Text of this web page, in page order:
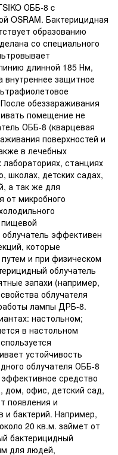
ОББ-8 c
OSRAM. Бактерицидная
образованию
со специального
длинной 185 Нм,
внутреннее защитное
обеззараживания
помещение не
ОББ-8 (кварцевая
поверхностей и
в лечебных
станциях
школах, детских садах,
а так же для
от микробного
пищевой
эффективен
которые
и при физическом
облучатель
запахи (например,
облучателя
лампы ДРБ-8.
настольном;
в настольном
устойчивость
облучателя ОББ-8
средство
дом, офис, детский сад,
появления и
и бактерий. Например,
20 кв.м. займет от
бактерицидный
для людей,